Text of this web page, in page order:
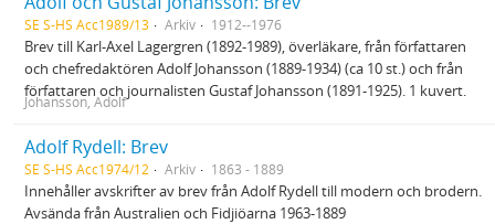
SE S-HS Acc1989/13 Arkiv 1912--1976
Brev till Karl-Axel Lagergren (1892-1989), överläkare, från författaren
och chefredaktören Adolf Johansson (1889-1934) (ca 10 st.) och från
författaren och journalisten Gustaf Johansson (1891-1925). 1 kuvert.
Johansson, Adolf
Adolf Rydell: Brev
SE S-HS Acc1974/12 Arkiv 1863 - 1889
Innehåller avskrifter av brev från Adolf Rydell till modern och brodern.
Avsända från Australien och Fidjiöarna 1963-1889